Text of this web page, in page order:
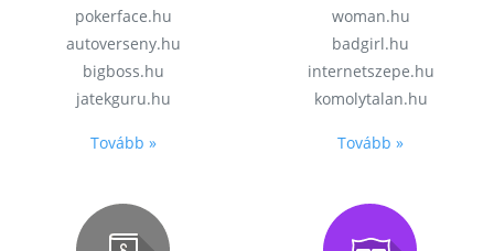
pokerface.hu
autoverseny.hu
bigboss.hu
jatekguru.hu
Tovább »
woman.hu
badgirl.hu
internetszepe.hu
komolytalan.hu
Tovább »